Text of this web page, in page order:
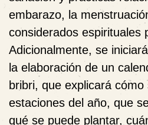
embarazo, la
considerados espirituales
Adicionalmente, se
la elaboración de un
bribri, que explicará
estaciones del año, que
qué se puede plantar,